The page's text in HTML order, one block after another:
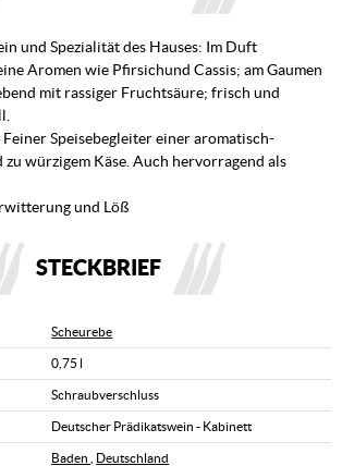
und Spezialität des Hauses: Im Duft
Aromen wie Pfirsichund Cassis; am Gaumen
mit rassiger Fruchtsäure; frisch und
Speisebegleiter einer aromatisch-
würzigem Käse. Auch hervorragend als
und Löß
STECKBRIEF
Scheurebe
0,75 l
Schraubverschluss
Deutscher Prädikatswein - Kabinett
Baden Deutschland